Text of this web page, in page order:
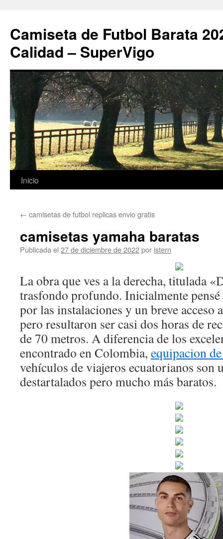
Camiseta de Futbol Barata
Calidad – SuperVigo
Saltar
contenido
Inicio
← camisetas de futbol replicas envio gratis
camisetas yamaha baratas
Publicada el 27 de diciembre de 2022por istern
La obra que ves a la derecha, titulada
trasfondo profundo. Inicialmente
por las instalaciones y un breve
pero resultaron ser casi dos horas de
de 70 metros. A diferencia de los
encontrado en Colombia, equipacion
vehículos de viajeros ecuatorianos son
destartalados pero mucho más baratos.